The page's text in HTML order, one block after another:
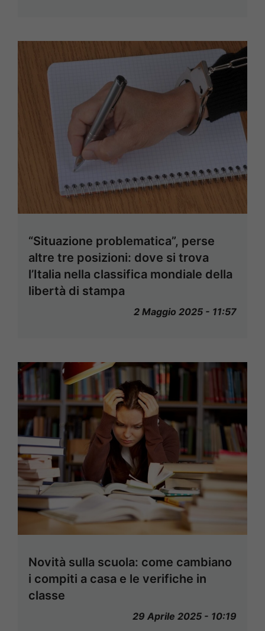
“Situazione problematica”, perse
altre tre posizioni: dove si trova
l’Italia nella classifica mondiale della
libertà di stampa
2 Maggio 2025 - 11:57
Novità sulla scuola: come cambiano
i compiti a casa e le verifiche in
classe
29 Aprile 2025 - 10:19